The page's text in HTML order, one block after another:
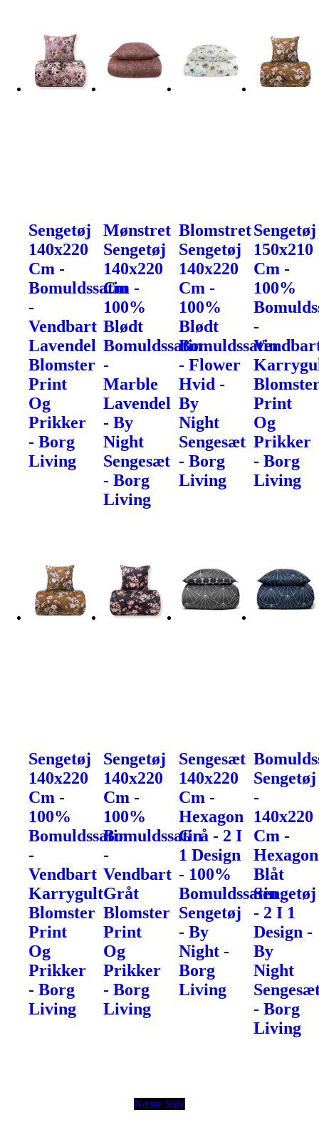
Sengetøj
140x220
Cm -
Bomuldssatin
-
Vendbart
Lavendel
Blomster
Print
Og
Prikker
- Borg
Living
Mønstret
Sengetøj
140x220
Cm -
100%
Blødt
Bomuldssatin
-
Marble
Lavendel
- By
Night
Sengesæt
- Borg
Living
Blomstret
Sengetøj
140x220
Cm -
100%
Blødt
Bomuldssatin
- Flower
Hvid -
By
Night
Sengesæt
- Borg
Living
Sengetøj
150x210
Cm -
100%
-
Print
Og
Prikker
- Borg
Living
Sengetøj
140x220
Cm -
100%
Bomuldssatin
-
Vendbart
Karrygult
Blomster
Print
Og
Prikker
- Borg
Living
Sengetøj
140x220
Cm -
100%
Bomuldssatin
-
Vendbart
Gråt
Blomster
Print
Og
Prikker
- Borg
Living
Sengesæt
140x220
Cm -
Hexagon
Grå - 2 I
1 Design
- 100%
Bomuldssatin
Sengetøj
- By
Night -
Borg
Living
Sengetøj
-
140x220
Cm -
Hexagon
Blåt
Sengetøj
- 2 I 1
Design -
By
Night
- Borg
Living
Næste Side